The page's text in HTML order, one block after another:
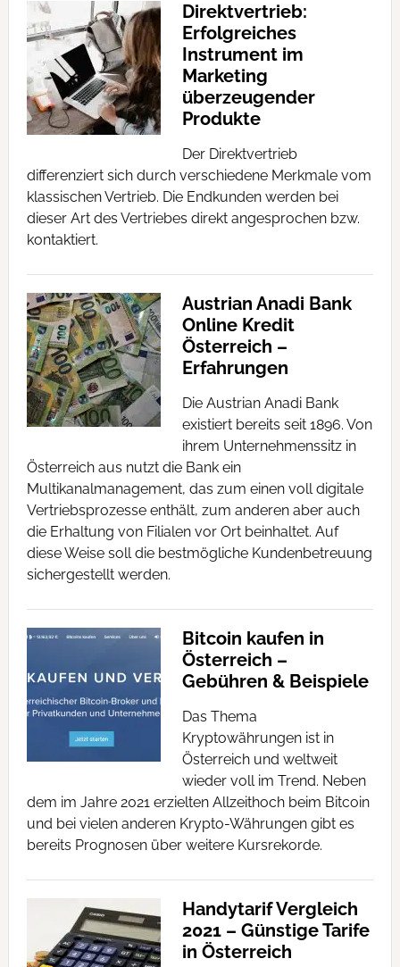
Direktvertrieb:
Erfolgreiches
Instrument im
Marketing
überzeugender
Produkte
Der Direktvertrieb
differenziert sich durch verschiedene Merkmale vom
klassischen Vertrieb. Die Endkunden werden bei
dieser Art des Vertriebes direkt angesprochen bzw.
kontaktiert.
Austrian Anadi Bank
Online Kredit
Österreich –
Erfahrungen
Die Austrian Anadi Bank
existiert bereits seit 1896. Von
ihrem Unternehmenssitz in
Österreich aus nutzt die Bank ein
Multikanalmanagement, das zum einen voll digitale
Vertriebsprozesse enthält, zum anderen aber auch
die Erhaltung von Filialen vor Ort beinhaltet. Auf
diese Weise soll die bestmögliche Kundenbetreuung
sichergestellt werden.
Bitcoin kaufen in
Österreich –
Gebühren & Beispiele
Das Thema
Kryptowährungen ist in
Österreich und weltweit
wieder voll im Trend. Neben
dem im Jahre 2021 erzielten Allzeithoch beim Bitcoin
und bei vielen anderen Krypto-Währungen gibt es
bereits Prognosen über weitere Kursrekorde.
Handytarif Vergleich
2021 – Günstige Tarife
in Österreich